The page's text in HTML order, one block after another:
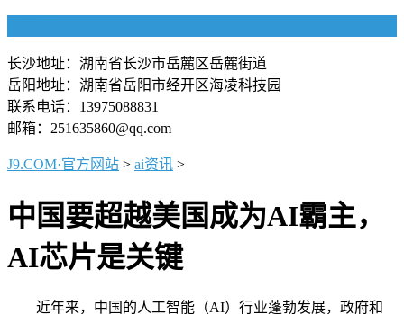
长沙地址：湖南省长沙市岳麓区岳麓街道
岳阳地址：湖南省岳阳市经开区海凌科技园
联系电话：13975088831
邮箱：251635860@qq.com
J9.COM·官方网站 > ai资讯 >
中国要超越美国成为AI霸主，
AI芯片是关键
近年来，中国的人工智能（AI）行业蓬勃发展，政府和